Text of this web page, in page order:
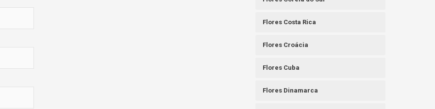
Flores Costa Rica
Flores Croácia
Flores Cuba
Flores Dinamarca